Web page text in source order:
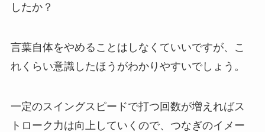
したか？
言葉自体をやめることはしなくていいですが、こ
れくらい意識したほうがわかりやすいでしょう。
一定のスイングスピードで打つ回数が増えればス
トローク力は向上していくので、つなぎのイメー